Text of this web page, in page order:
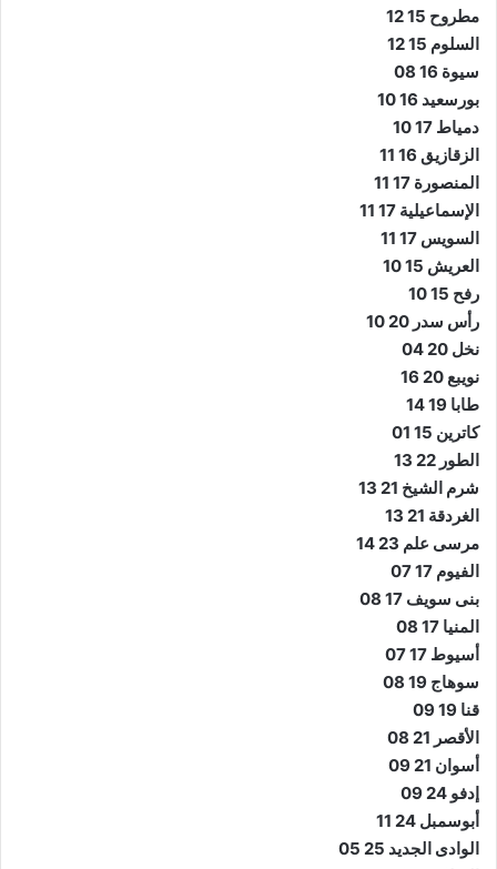
مطروح 15 12
السلوم 15 12
سيوة 16 08
بورسعيد 16 10
دمياط 17 10
الزقازيق 16 11
المنصورة 17 11
الإسماعيلية 17 11
السويس 17 11
العريش 15 10
رفح 15 10
رأس سدر 20 10
نخل 20 04
نويبع 20 16
طابا 19 14
كاترين 15 01
الطور 22 13
شرم الشيخ 21 13
الغردقة 21 13
مرسى علم 23 14
الفيوم 17 07
بنى سويف 17 08
المنيا 17 08
أسيوط 17 07
سوهاج 19 08
قنا 19 09
الأقصر 21 08
أسوان 21 09
إدفو 24 09
أبوسمبل 24 11
الوادى الجديد 25 05